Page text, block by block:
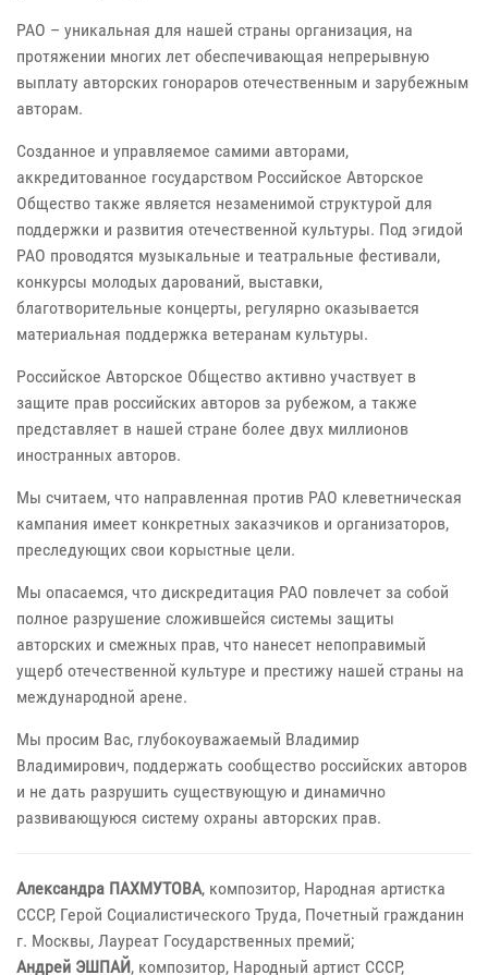
РАО – уникальная для нашей страны организация, на
протяжении многих лет обеспечивающая непрерывную
выплату авторских гонораров отечественным и зарубежным
авторам.
Созданное и управляемое самими авторами,
аккредитованное государством Российское Авторское
Общество также является незаменимой структурой для
поддержки и развития отечественной культуры. Под эгидой
РАО проводятся музыкальные и театральные фестивали,
конкурсы молодых дарований, выставки,
благотворительные концерты, регулярно оказывается
материальная поддержка ветеранам культуры.
Российское Авторское Общество активно участвует в
защите прав российских авторов за рубежом, а также
представляет в нашей стране более двух миллионов
иностранных авторов.
Мы считаем, что направленная против РАО клеветническая
кампания имеет конкретных заказчиков и организаторов,
преследующих свои корыстные цели.
Мы опасаемся, что дискредитация РАО повлечет за собой
полное разрушение сложившейся системы защиты
авторских и смежных прав, что нанесет непоправимый
ущерб отечественной культуре и престижу нашей страны на
международной арене.
Мы просим Вас, глубокоуважаемый Владимир
Владимирович, поддержать сообщество российских авторов
и не дать разрушить существующую и динамично
развивающуюся систему охраны авторских прав.
Александра ПАХМУТОВА, композитор, Народная артистка
СССР, Герой Социалистического Труда, Почетный гражданин
г. Москвы, Лауреат Государственных премий;
Андрей ЭШПАЙ, композитор, Народный артист СССР,